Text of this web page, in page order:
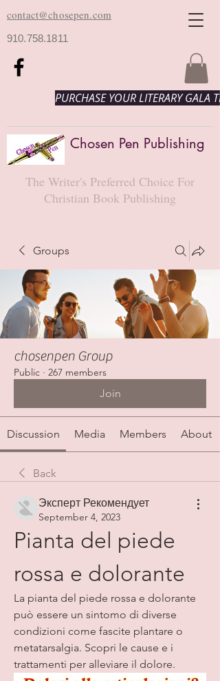
contact@chosepen.com
910.758.1811
PURCHASE YOUR LITERARY GALA
Chosen Pen Publishing
The Writer's Preferred Choice For
Christian Book Publishing
Groups
chosenpen Group
Public · 267 members
Join
Discussion Media Members About
Back
Эксперт Рекомендует
September 4, 2023
Pianta del piede
rossa e dolorante
La pianta del piede rossa e dolorante
può essere un sintomo di diverse
condizioni come fascite plantare o
metatarsalgia. Scopri le cause e i
trattamenti per alleviare il dolore.